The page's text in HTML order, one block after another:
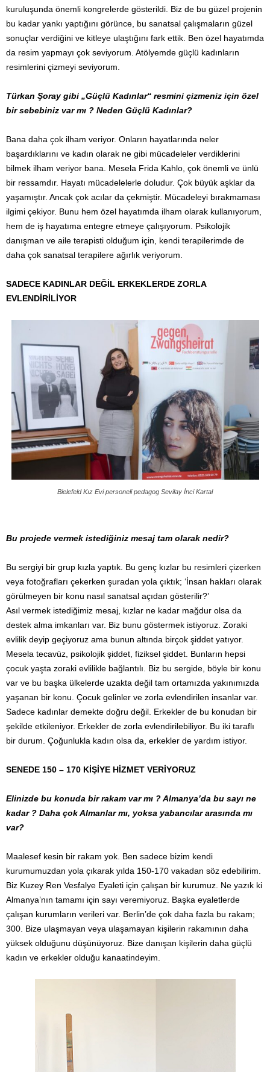
kuruluşunda önemli kongrelerde gösterildi. Biz de bu güzel projenin
bu kadar yankı yaptığını görünce, bu sanatsal çalışmaların güzel
sonuçlar verdiğini ve kitleye ulaştığını fark ettik. Ben özel hayatımda
da resim yapmayı çok seviyorum. Atölyemde güçlü kadınların
resimlerini çizmeyi seviyorum.
Türkan Şoray gibi „Güçlü Kadınlar“ resmini çizmeniz için özel
bir sebebiniz var mı ? Neden Güçlü Kadınlar?
Bana daha çok ilham veriyor. Onların hayatlarında neler
başardıklarını ve kadın olarak ne gibi mücadeleler verdiklerini
bilmek ilham veriyor bana. Mesela Frida Kahlo, çok önemli ve ünlü
bir ressamdır. Hayatı mücadelelerle doludur. Çok büyük aşklar da
yaşamıştır. Ancak çok acılar da çekmiştir. Mücadeleyi bırakmaması
ilgimi çekiyor. Bunu hem özel hayatımda ilham olarak kullanıyorum,
hem de iş hayatıma entegre etmeye çalışıyorum. Psikolojik
danışman ve aile terapisti olduğum için, kendi terapilerimde de
daha çok sanatsal terapilere ağırlık veriyorum.
SADECE KADINLAR DEĞİL ERKEKLERDE ZORLA
EVLENDİRİLİYOR
Bielefeld Kız Evi personeli pedagog Sevilay İnci Kartal
Bu projede vermek istediğiniz mesaj tam olarak nedir?
Bu sergiyi bir grup kızla yaptık. Bu genç kızlar bu resimleri çizerken
veya fotoğrafları çekerken şuradan yola çıktık; ‘İnsan hakları olarak
görülmeyen bir konu nasıl sanatsal açıdan gösterilir?’
Asıl vermek istediğimiz mesaj, kızlar ne kadar mağdur olsa da
destek alma imkanları var. Biz bunu göstermek istiyoruz. Zoraki
evlilik deyip geçiyoruz ama bunun altında birçok şiddet yatıyor.
Mesela tecavüz, psikolojik şiddet, fiziksel şiddet. Bunların hepsi
çocuk yaşta zoraki evlilikle bağlantılı. Biz bu sergide, böyle bir konu
var ve bu başka ülkelerde uzakta değil tam ortamızda yakınımızda
yaşanan bir konu. Çocuk gelinler ve zorla evlendirilen insanlar var.
Sadece kadınlar demekte doğru değil. Erkekler de bu konudan bir
şekilde etkileniyor. Erkekler de zorla evlendirilebiliyor. Bu iki taraflı
bir durum. Çoğunlukla kadın olsa da, erkekler de yardım istiyor.
SENEDE 150 – 170 KİŞİYE HİZMET VERİYORUZ
Elinizde bu konuda bir rakam var mı ? Almanya’da bu sayı ne
kadar ? Daha çok Almanlar mı, yoksa yabancılar arasında mı
var?
Maalesef kesin bir rakam yok. Ben sadece bizim kendi
kurumumuzdan yola çıkarak yılda 150-170 vakadan söz edebilirim.
Biz Kuzey Ren Vesfalye Eyaleti için çalışan bir kurumuz. Ne yazık ki
Almanya’nın tamamı için sayı veremiyoruz. Başka eyaletlerde
çalışan kurumların verileri var. Berlin’de çok daha fazla bu rakam;
300. Bize ulaşmayan veya ulaşamayan kişilerin rakamının daha
yüksek olduğunu düşünüyoruz. Bize danışan kişilerin daha güçlü
kadın ve erkekler olduğu kanaatindeyim.